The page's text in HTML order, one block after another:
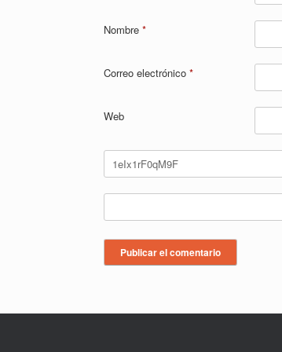
Nombre *
Correo electrónico *
Web